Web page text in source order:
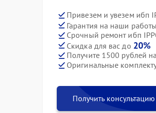
Привезем и увезем ибп
Гарантия на наши
Срочный ремонт ибп
Скидка для вас до 20%
Получите 1500 рублей
Оригинальные
Получить консультацию